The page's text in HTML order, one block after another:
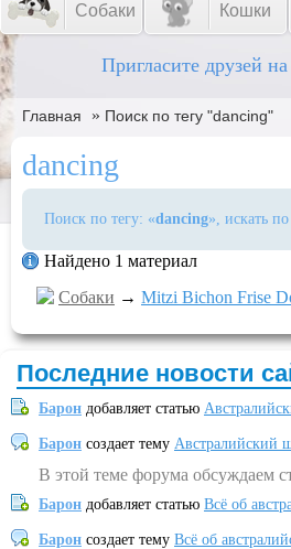
Собаки Кошки
Пригласите друзей
Главная » Поиск по тегу "dancing"
dancing
Поиск по тегу: «dancing», искать по
Найдено 1 материал
Собаки → Mitzi Bichon Frise
Последние новости
Барон добавляет статью
Барон создает тему Австралийский
В этой теме форума обсуждаем
Барон добавляет статью Всё об
Барон создает тему Всё об